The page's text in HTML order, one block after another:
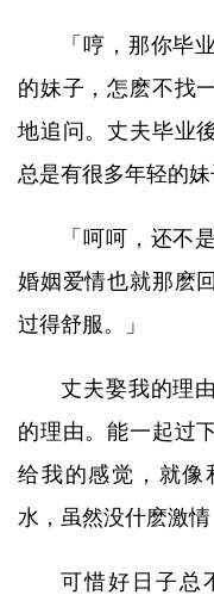
「哼，那你毕
的妹子，怎麽不找
地追问。丈夫毕业
总是有很多年轻的妹
「呵呵，还不
婚姻爱情也就那麽
过得舒服。」
丈夫娶我的理
的理由。能一起过
给我的感觉，就像
水，虽然没什麽激情
可惜好日子总